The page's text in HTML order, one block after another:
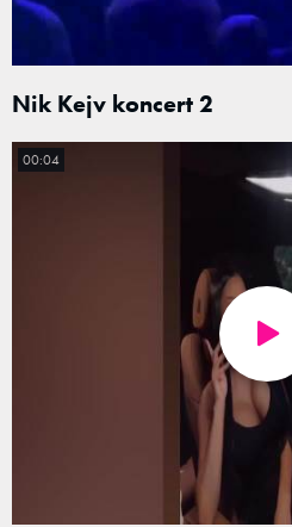
Nik Kejv koncert 2
00:04